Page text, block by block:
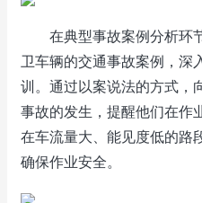
在典型事故案例分析环
卫车辆的交通事故案例，深
训。通过以案说法的方式，
事故的发生，提醒他们在作
在车流量大、能见度低的路
确保作业安全。